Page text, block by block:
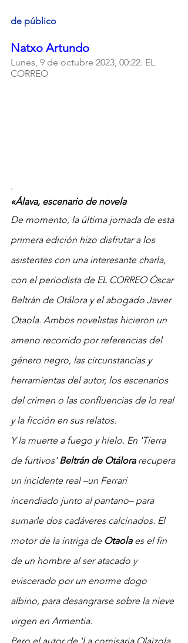
de público
Natxo Artundo
Lunes, 9 de octubre 2023, 00:22. EL
CORREO
.
«Álava, escenario de novela
De momento, la última jornada de esta
primera edición hizo disfrutar a los
asistentes con una interesante charla,
con el periodista de EL CORREO Óscar
Beltrán de Otálora y el abogado Javier
Otaola. Ambos novelistas hicieron un
ameno recorrido por referencias del
género negro, las circunstancias y
herramientas del autor, los escenarios
del crimen o las confluencias de lo real
y la ficción en sus relatos.
Y la muerte a fuego y hielo. En 'Tierra
de furtivos' Beltrán de Otálora recupera
un incidente real –un Ferrari
incendiado junto al pantano– para
sumarle dos cadáveres calcinados. El
motor de la intriga de Otaola es el fin
de un hombre al ser atacado y
eviscerado por un enorme dogo
albino, para desangrarse sobre la nieve
virgen en Armentia.